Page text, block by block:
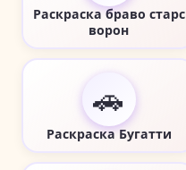
Раскраска браво старс
ворон
🚗
Раскраска Бугатти